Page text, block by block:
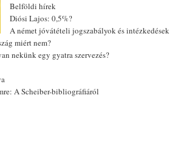
Belföldi hírek
Diósi Lajos: 0,5%?
A német jóvátételi jogszabályok és intézkedések
miért nem?
nekünk egy gyatra szervezés?
A Scheiber-bibliográfiáról